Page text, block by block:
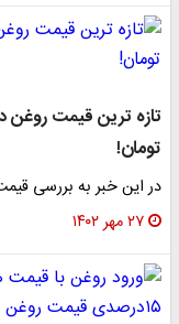
تومان!
در این خبر به بررسی
۲۷ مهر ۱۴۰۲